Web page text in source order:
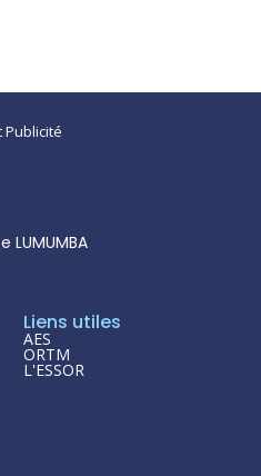
Publicité
LUMUMBA
Liens utiles
AES
ORTM
L'ESSOR